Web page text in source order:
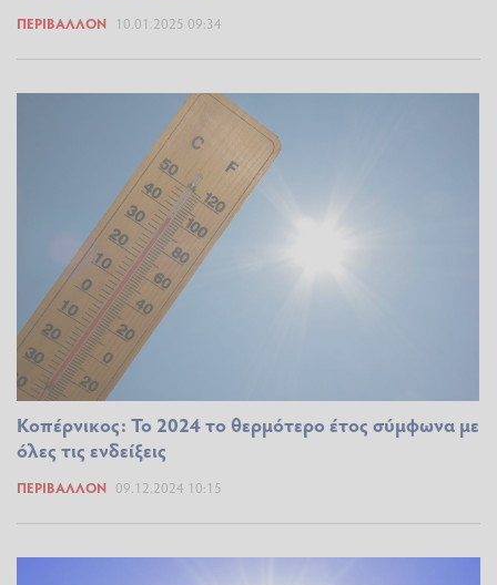
ΠΕΡΙΒΆΛΛΟΝ 10.01.2025 09:34
Κοπέρνικος: Το 2024 το θερμότερο έτος σύμφωνα με
όλες τις ενδείξεις
ΠΕΡΙΒΆΛΛΟΝ 09.12.2024 10:15